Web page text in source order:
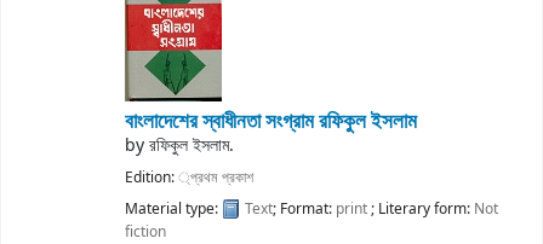
বাংলাদেশের স্বাধীনতা সংগ্রামরফিকুল ইসলাম
byরফিকুল ইসলাম.
Edition:্প্রথম প্রকাশ
Material type:
Text; Format: print; Literary form: Not
fiction